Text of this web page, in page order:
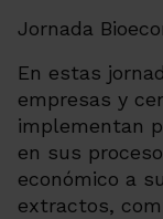
Jornada
En estas
empresas y
implementan
en sus
económico a
extractos,